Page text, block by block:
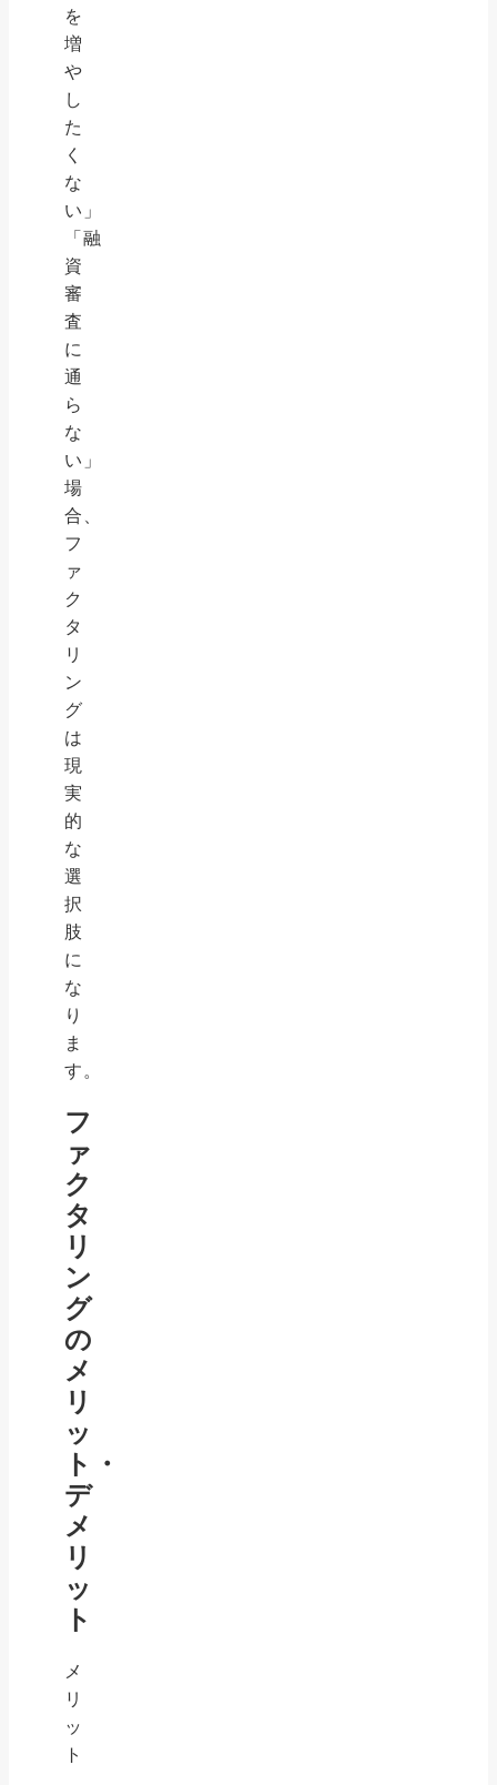
を
増
や
し
た
く
な
い」
「融
資
審
査
に
通
ら
な
い」
場
合、
フ
ァ
ク
タ
リ
ン
グ
は
現
実
的
な
選
択
肢
に
な
り
ま
す。
フ
ァ
ク
タ
リ
ン
グ
の
メ
リ
ッ
ト・
デ
メ
リ
ッ
ト
メ
リ
ッ
ト